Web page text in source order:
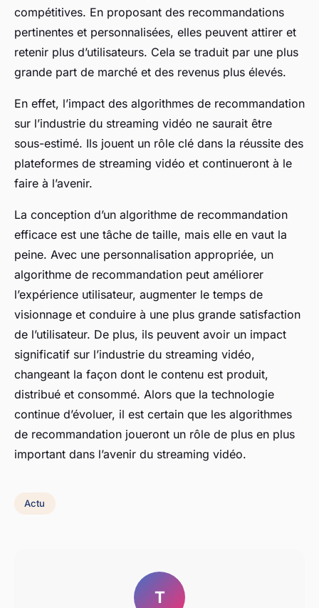
compétitives. En proposant des recommandations
pertinentes et personnalisées, elles peuvent attirer et
retenir plus d’utilisateurs. Cela se traduit par une plus
grande part de marché et des revenus plus élevés.
En effet, l’impact des algorithmes de recommandation
sur l’industrie du streaming vidéo ne saurait être
sous-estimé. Ils jouent un rôle clé dans la réussite des
plateformes de streaming vidéo et continueront à le
faire à l’avenir.
La conception d’un algorithme de recommandation
efficace est une tâche de taille, mais elle en vaut la
peine. Avec une personnalisation appropriée, un
algorithme de recommandation peut améliorer
l’expérience utilisateur, augmenter le temps de
visionnage et conduire à une plus grande satisfaction
de l’utilisateur. De plus, ils peuvent avoir un impact
significatif sur l’industrie du streaming vidéo,
changeant la façon dont le contenu est produit,
distribué et consommé. Alors que la technologie
continue d’évoluer, il est certain que les algorithmes
de recommandation joueront un rôle de plus en plus
important dans l’avenir du streaming vidéo.
Actu
T